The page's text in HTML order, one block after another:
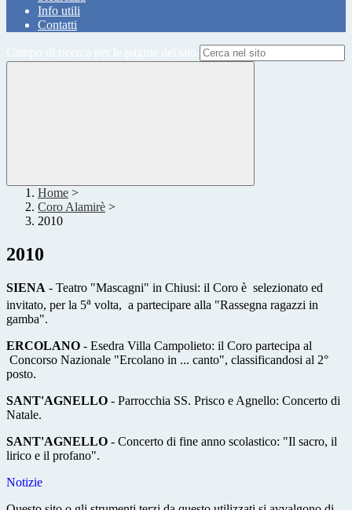
Info utili
Contatti
Home >
Coro Alamirè >
2010
2010
SIENA - Teatro "Mascagni" in Chiusi: il Coro è selezionato ed
invitato, per la 5a volta, a partecipare alla "Rassegna ragazzi in
gamba".
ERCOLANO - Esedra Villa Campolieto: il Coro partecipa al
Concorso Nazionale "Ercolano in ... canto", classificandosi al 2°
posto.
SANT'AGNELLO - Parrocchia SS. Prisco e Agnello: Concerto di
Natale.
SANT'AGNELLO - Concerto di fine anno scolastico: "Il sacro, il
lirico e il profano".
Notizie